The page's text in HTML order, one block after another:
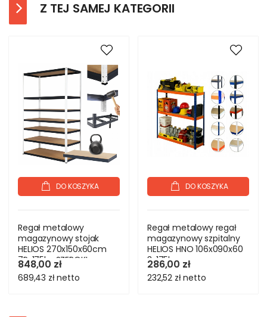
Z TEJ SAMEJ KATEGORII
DO KOSZYKA
Regał metalowy
magazynowy stojak
HELIOS 270x150x60cm
7Px175kg SZEROKI
MOCNY
848,00 zł
689,43 złnetto
DO KOSZYKA
Regał metalowy regał
magazynowy szpitalny
HELIOS HNO 106x090x60
3x175kg
286,00 zł
232,52 złnetto